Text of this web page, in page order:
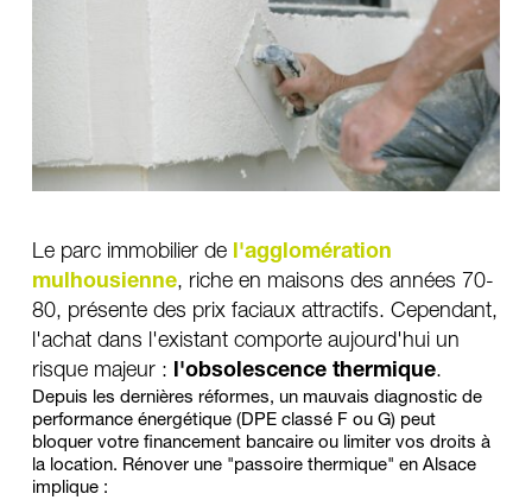
Le parc immobilier de l'agglomération
mulhousienne, riche en maisons des années 70-
80, présente des prix faciaux attractifs. Cependant,
l'achat dans l'existant comporte aujourd'hui un
risque majeur : l'obsolescence thermique.
Depuis les dernières réformes, un mauvais diagnostic de
performance énergétique (DPE classé F ou G) peut
bloquer votre financement bancaire ou limiter vos droits à
la location. Rénover une "passoire thermique" en Alsace
implique :